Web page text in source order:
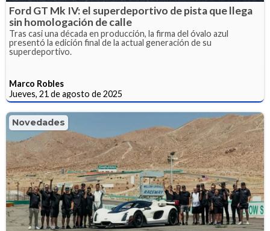
Ford GT Mk IV: el superdeportivo de pista que llega
sin homologación de calle
Tras casi una década en producción, la firma del óvalo azul
presentó la edición final de la actual generación de su
superdeportivo.
Marco Robles
Jueves, 21 de agosto de 2025
Novedades